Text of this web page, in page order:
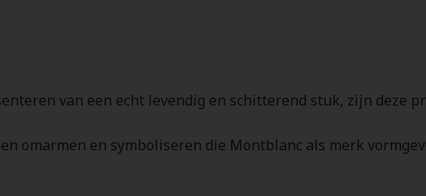
van een echt levendig en schitterend stuk, zijn deze
omarmen en symboliseren die Montblanc als merk